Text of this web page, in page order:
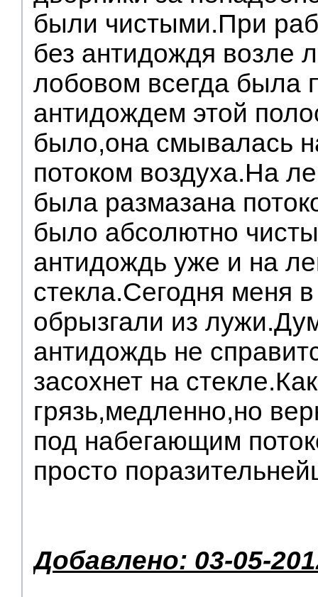
были чистыми.При
без антидождя возле
лобовом всегда была
антидождем этой
было,она смывалась
потоком воздуха.На
была размазана
было абсолютно
антидождь уже и на
стекла.Сегодня меня
обрызгали из
антидождь не
засохнет на
грязь,медленно,но
под набегающим
просто
Добавлено: 03-05-